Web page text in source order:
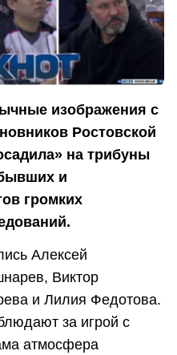
изображения с
Ростовской
на трибуны
и
громких
Алексей
Виктор
и Лилия Федотова.
за игрой с
атмосфера